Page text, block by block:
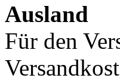
Ausland
Für den